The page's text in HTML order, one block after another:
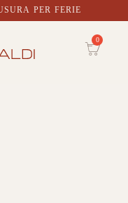
PER FERIE